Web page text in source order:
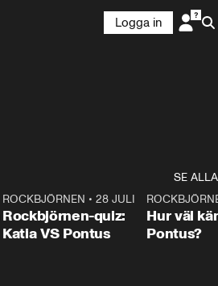
Logga in
SE ALLA
0:15
ROCKBJÖRNEN •28 JULI
Rockbjörnen-quiz:
Katia VS Pontus
Hur väl
Pontus?